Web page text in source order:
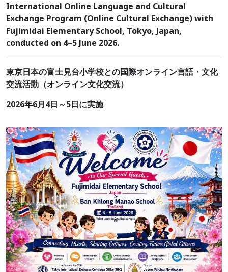
International Online Language and Cultural
Exchange Program (Online Cultural Exchange) with
Fujimidai Elementary School, Tokyo, Japan,
conducted on 4–5 June 2026.
東京日本の富士見台小学校との国際オンライン言語・文化
交流活動（オンライン文化交流）
2026年6月4日～5日に実施